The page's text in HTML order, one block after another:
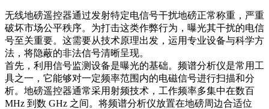
无线地磅遥控器通过发射特定电信号干扰地磅正常称重，严重
破坏市场公平秩序。为打击这类作弊行为，曝光其干扰的电信
号至关重要。这需要从技术原理出发，运用专业设备与科学方
法，将隐蔽的非法信号清晰呈现。​
首先，利用信号监测设备是曝光的基础。频谱分析仪是常用工
具之一，它能够对一定频率范围内的电磁信号进行扫描和分
析。地磅遥控器通常采用射频技术，工作频率多集中在数百
MHz 到数 GHz 之间。将频谱分析仪放置在地磅周边合适位